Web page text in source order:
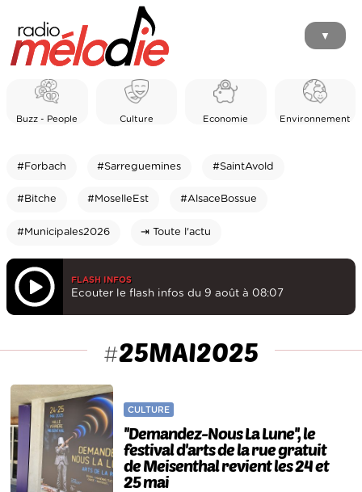
▼
Buzz - People Culture Economie Environnement
#Forbach #Sarreguemines #SaintAvold
#Bitche #MoselleEst #AlsaceBossue
#Municipales2026 ⇥ Toute l'actu
FLASH INFOS
Ecouter le flash infos du 9 août à 08:07
#25MAI2025
CULTURE
''Demandez-Nous La Lune'', le
festival d'arts de la rue gratuit
de Meisenthal revient les 24 et
25 mai